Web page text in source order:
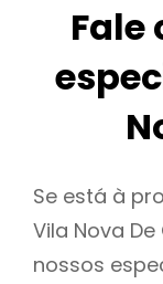
Fale
Se está à
Vila Nova
nossos